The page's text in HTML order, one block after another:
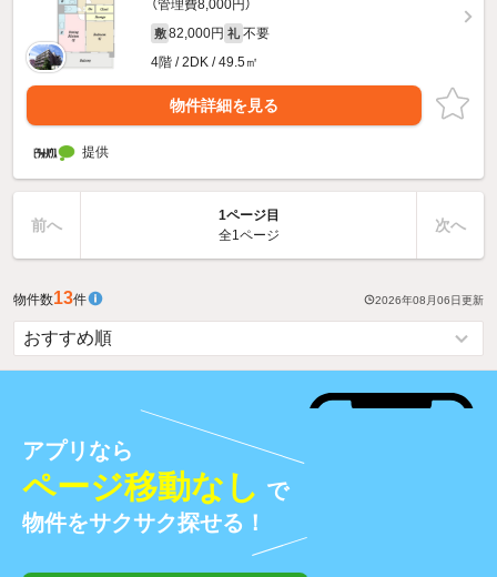
（管理費8,000円）
敷 82,000円 礼 不要
4階 / 2DK / 49.5㎡
物件詳細を見る
提供
前へ
1ページ目
全1ページ
次へ
物件数13件 2026年08月06日更新
アプリなら
ページ移動なし で
物件をサクサク探せる！